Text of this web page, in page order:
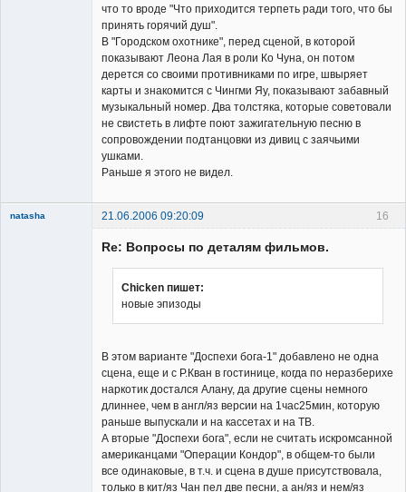
что то вроде "Что приходится терпеть ради того, что бы
принять горячий душ".
В "Городском охотнике", перед сценой, в которой
показывают Леона Лая в роли Ко Чуна, он потом
дерется со своими противниками по игре, швыряет
карты и знакомится с Чингми Яу, показывают забавный
музыкальный номер. Два толстяка, которые советовали
не свистеть в лифте поют зажигательную песню в
сопровождении подтанцовки из дивиц с заячьими
ушками.
Раньше я этого не видел.
16
natasha 21.06.2006 09:20:09
Re: Вопросы по деталям фильмов.
Chicken пишет:
новые эпизоды
В этом варианте "Доспехи бога-1" добавлено не одна
сцена, еще и с Р.Кван в гостинице, когда по неразберихе
наркотик достался Алану, да другие сцены немного
длиннее, чем в англ/яз версии на 1час25мин, которую
раньше выпускали и на кассетах и на ТВ.
А вторые "Доспехи бога", если не считать искромсанной
американцами "Операции Кондор", в общем-то были
все одинаковые, в т.ч. и сцена в душе присутствовала,
только в кит/яз Чан пел две песни, а ан/яз и нем/яз